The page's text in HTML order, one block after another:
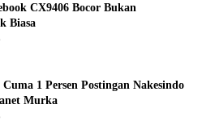
CX9406 Bocor Bukan
Biasa
1 Persen Postingan Nakesindo
Murka